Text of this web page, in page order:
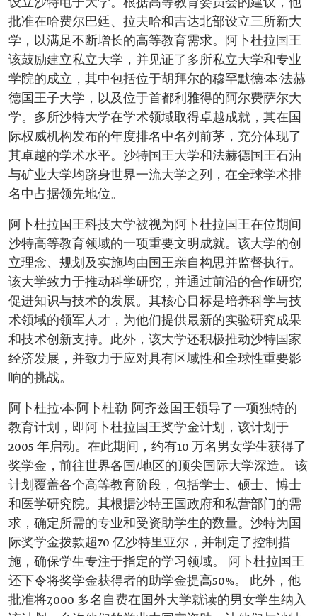
设立沙特电子大学。根据高等教育委员会的建议，他
批准在哈费尔巴廷、拉夫哈和吉达北部设立三所新大
学，以满足不断增长的高等教育需求。阿卜杜拉国王
该鼓励建立私立大学，并见证了多所私立大学和专业
学院的成立，其中包括位于胡拜尔的穆罕默德·本·法赫
德国王子大学，以及位于首都利雅得的阿尔费萨尔大
学。多所沙特大学在学术领域取得卓越成就，其在国
际权威机构发布的年度排名中名列前茅，充分体现了
其卓越的学术水平。沙特国王大学和法赫德国王石油
与矿业大学均跻身世界一流大学之列，在全球学术排
名中占据领先地位。
阿卜杜拉国王科技大学被视为阿卜杜拉国王在位期间
沙特高等教育领域的一项重要文明成就。该大学的创
立理念、规划及实施均由国王亲自构思并监督执行。
该大学致力于推动科学研究，并通过前沿的合作研究
促进知识与技术的发展。其核心目标是培养科学与技
术领域的领军人才，为他们提供最新的实验研究成果
和技术创新支持。此外，该大学还积极推动沙特国家
经济发展，并致力于应对具有区域性和全球性重要影
响的挑战。
阿卜杜拉·本·阿卜杜勒-阿齐兹国王领导了一项独特的
教育计划，即阿卜杜拉国王奖学金计划，该计划于
2005 年启动。在此期间，约有10 万名男女学生获得了
奖学金，前往世界各国/地区的顶尖国际大学深造。 该
计划覆盖各个高等教育阶段，包括学士、硕士、博士
和医学研究院。其根据沙特王国政府和私营部门的需
求，确定所需的专业和受资助学生的数量。沙特为国
际奖学金拨款超70 亿沙特里亚尔，并制定了控制措
施，确保学生专注于指定的学习领域。 阿卜杜拉国王
还下令将奖学金获得者的助学金提高50%。 此外，他
批准将7,000 多名自费在国外大学就读的男女学生纳入